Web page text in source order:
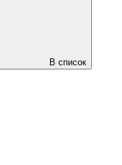
В список